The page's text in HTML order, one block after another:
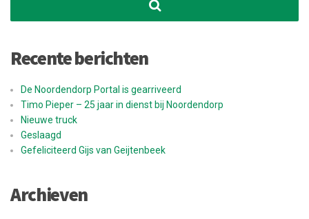
Recente berichten
De Noordendorp Portal is gearriveerd
Timo Pieper – 25 jaar in dienst bij Noordendorp
Nieuwe truck
Geslaagd
Gefeliciteerd Gijs van Geijtenbeek
Archieven